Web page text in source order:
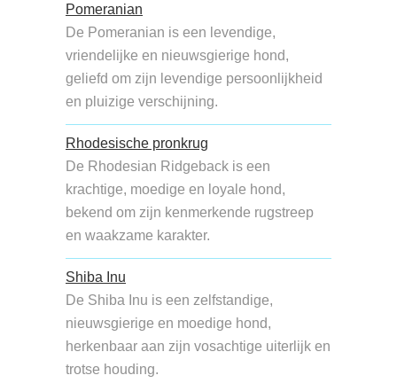
Pomeranian
De Pomeranian is een levendige,
vriendelijke en nieuwsgierige hond,
geliefd om zijn levendige persoonlijkheid
en pluizige verschijning.
Rhodesische pronkrug
De Rhodesian Ridgeback is een
krachtige, moedige en loyale hond,
bekend om zijn kenmerkende rugstreep
en waakzame karakter.
Shiba Inu
De Shiba Inu is een zelfstandige,
nieuwsgierige en moedige hond,
herkenbaar aan zijn vosachtige uiterlijk en
trotse houding.